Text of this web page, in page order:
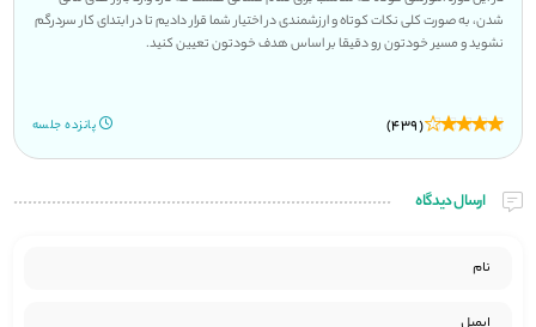
شدن، به صورت کلی نکات کوتاه و ارزشمندی در اختیار شما قرار دادیم تا در ابتدای کار سردرگم
نشوید و مسیر خودتون رو دقیقا بر اساس هدف خودتون تعیین کنید.
(439) پانزده جلسه
ارسال دیدگاه